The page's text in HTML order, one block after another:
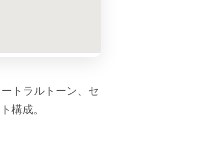
トラルトーン、セ
構成。